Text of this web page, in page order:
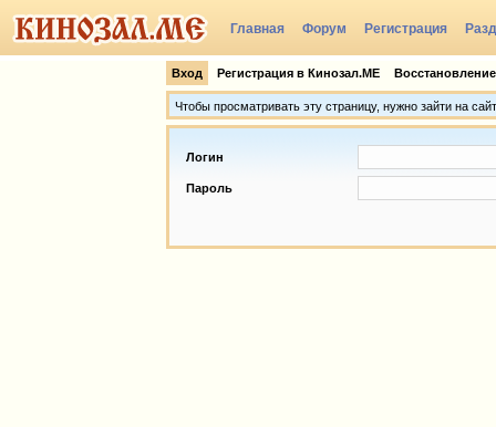
Главная Форум Регистрация
Вход Регистрация в Кинозал.МЕ
Чтобы просматривать эту страницу, нужно зайти на сайт
Логин
Пароль